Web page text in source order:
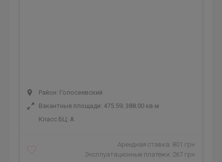
Район: Голосеевский
Вакантные площади: 475.59; 388.00 кв.м
Класс БЦ: A
Арендная ставка: 801 грн
Эксплуатационные платежи: 267 грн